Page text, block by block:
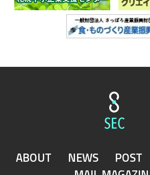
ABOUT NEWS POST